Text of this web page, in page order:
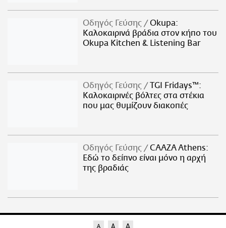
Οδηγός Γεύσης
Okupa:
Καλοκαιρινά βράδια στον κήπο του
Okupa Kitchen & Listening Bar
Οδηγός Γεύσης
TGI Fridays™:
Kαλοκαιρινές βόλτες στα στέκια
που μας θυμίζουν διακοπές
Οδηγός Γεύσης
CAAZA Athens:
Εδώ το δείπνο είναι μόνο η αρχή
της βραδιάς